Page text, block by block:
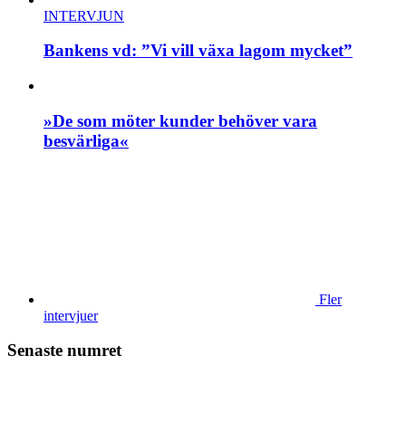
INTERVJUN
Bankens vd: ”Vi vill växa lagom mycket”
»De som möter kunder behöver vara
besvärliga«
Fler
intervjuer
Senaste numret